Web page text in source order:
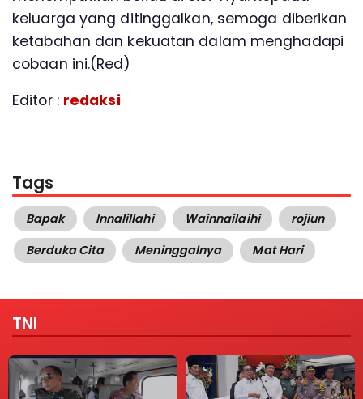
keluarga yang ditinggalkan, semoga diberikan
ketabahan dan kekuatan dalam menghadapi
cobaan ini.(Red)
Editor : redaksi
Tags
Bapak Innalillahi Wainnailaihi
rojiun
Berduka Cita
Meninggalnya Mat Hari
TNI